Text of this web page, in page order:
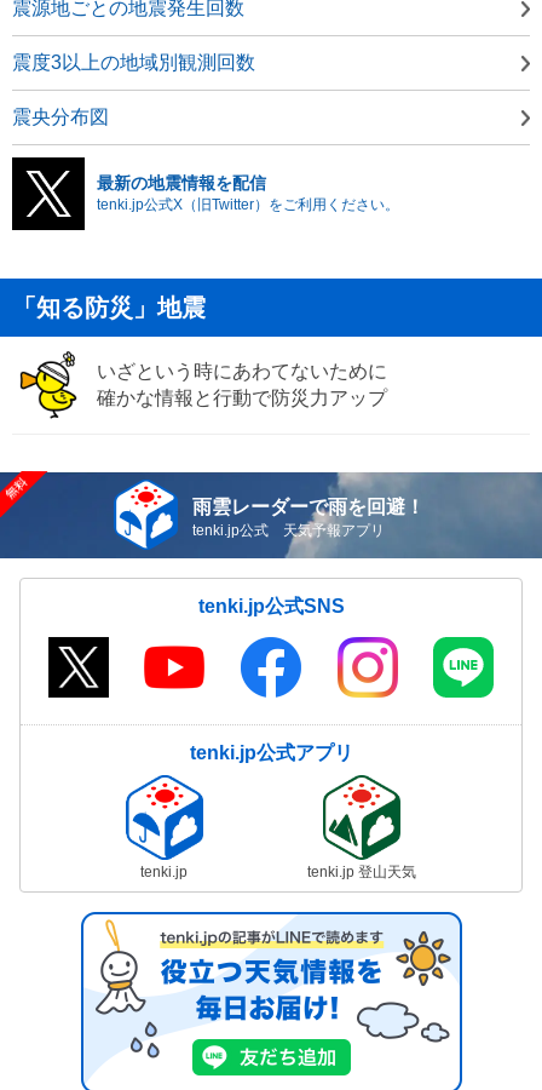
震源地ごとの地震発生回数
震度3以上の地域別観測回数
震央分布図
最新の地震情報を配信
tenki.jp公式X（旧Twitter）をご利用ください。
「知る防災」地震
いざという時にあわてないために
確かな情報と行動で防災力アップ
雨雲レーダーで雨を回避！
tenki.jp公式 天気予報アプリ
tenki.jp公式SNS
tenki.jp公式アプリ
tenki.jp tenki.jp 登山天気